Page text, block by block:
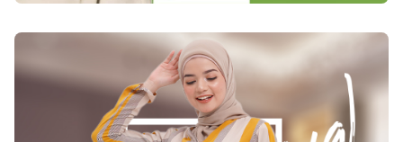
Penyakit Meningokokus Ini adalah kondisi yang
berpotensi mengancam jiwa yang meliputi
meningitis, radang selaput (meninges) yang
mengelilingi otak dan sumsum tulang belakang, dan
septikemia. Bakteri ini dapat ditularkan baik melalui
harian tentang migrain agar tahu pemicu dan cara
mengelolanya bila mengalami serangan lagi di
kemudian hari.